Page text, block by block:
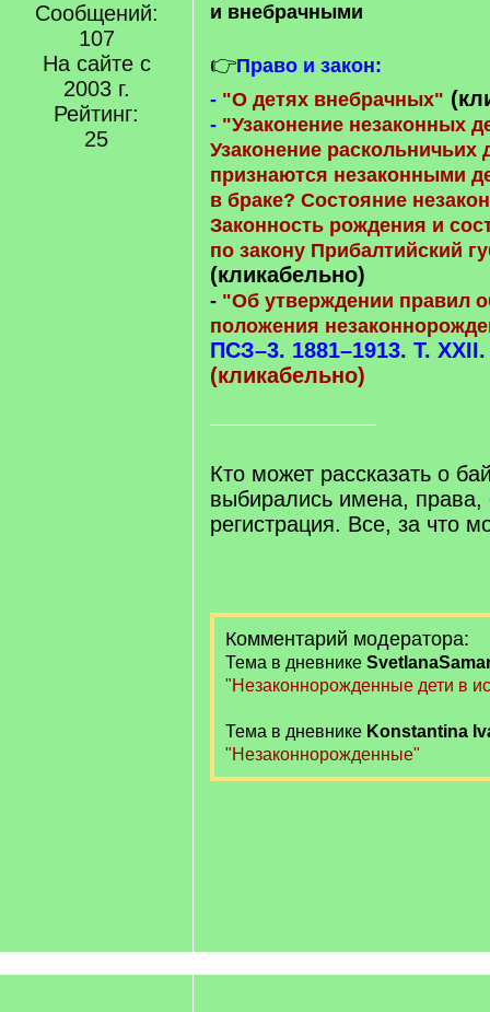
Сообщений:
107
На сайте с
2003 г.
Рейтинг:
25
и внебрачными
👉Право и закон:
- "О детях внебрачных"
- "Узаконение незаконных
Узаконение раскольничьих
признаются незаконными
в браке? Состояние
Законность рождения и
по закону Прибалтийский
(кликабельно)
- "Об утверждении правил
положения
ПСЗ–3. 1881–1913. Т.
(кликабельно)
Кто может рассказать о
выбирались имена, права,
регистрация. Все, за что
Комментарий модератора:
Тема в дневнике
"Незаконнорожденные дети в
Тема в дневнике Konstantinа
"Незаконнорожденные"